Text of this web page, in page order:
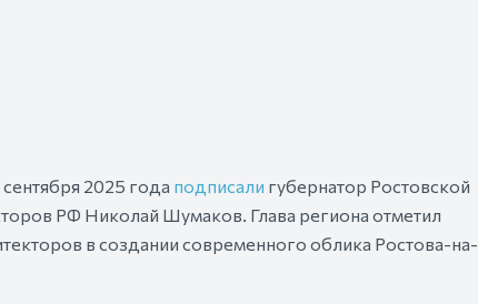
2025 года подписали губернатор Ростовской
РФ Николай Шумаков. Глава региона отметил
в создании современного облика Ростова-на-